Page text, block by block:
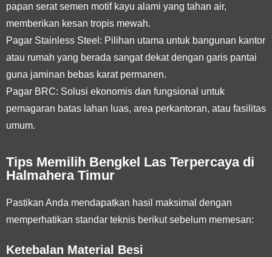
papan serat semen motif kayu alami yang tahan air,
memberikan kesan tropis mewah.
Pagar Stainless Steel: Pilihan utama untuk bangunan kantor
atau rumah yang berada sangat dekat dengan garis pantai
guna jaminan bebas karat permanen.
Pagar BRC: Solusi ekonomis dan fungsional untuk
pemagaran batas lahan luas, area perkantoran, atau fasilitas
umum.
Tips Memilih Bengkel Las Terpercaya di
Halmahera Timur
Pastikan Anda mendapatkan hasil maksimal dengan
memperhatikan standar teknis berikut sebelum memesan:
Ketebalan Material Besi